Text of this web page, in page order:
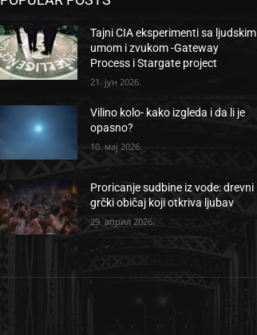
Tajni CIA eksperimenti sa ljudskim
umom i zvukom -Gateway
Process i Stargate project
21. јун 2026.
Vilino kolo- kako izgleda i da li je
opasno?
10. мај 2026.
Proricanje sudbine iz vode: drevni
grčki običaj koji otkriva ljubav
29. април 2026.